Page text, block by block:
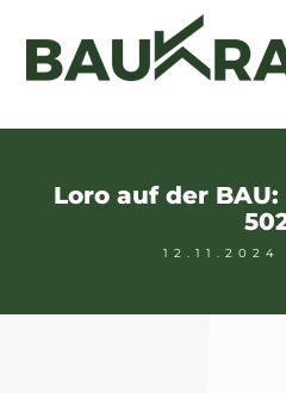
Loro auf der
12.11.2024